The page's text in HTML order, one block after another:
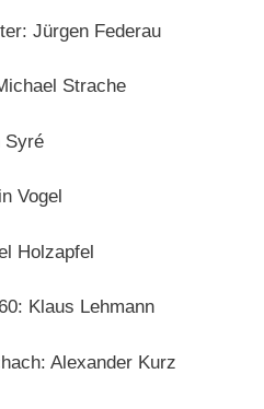
Jürgen Federau
Strache
Syré
Vogel
Holzapfel
Klaus Lehmann
Alexander Kurz